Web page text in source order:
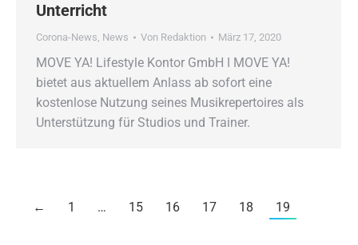
Unterricht
Corona-News, News Von Redaktion März 17, 2020
MOVE YA! Lifestyle Kontor GmbH ǀ MOVE YA!
bietet aus aktuellem Anlass ab sofort eine
kostenlose Nutzung seines Musikrepertoires als
Unterstützung für Studios und Trainer.
← 1 … 15 16 17 18 19